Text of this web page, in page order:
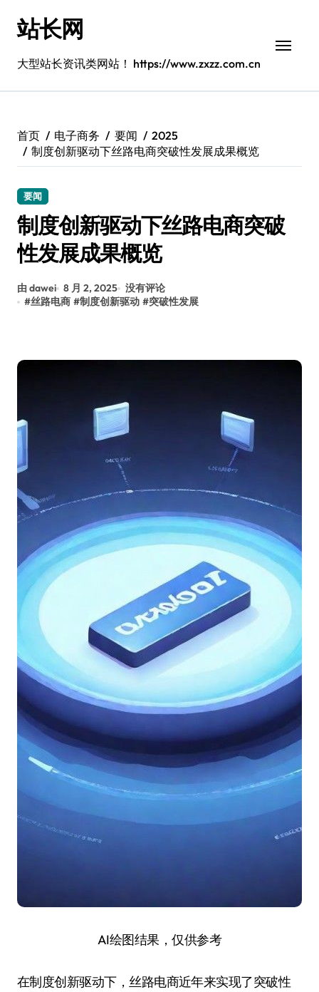
站长网
大型站长资讯类网站！ https://www.zxzz.com.cn
首页 电子商务 要闻
2025
制度创新驱动下丝路电商突破性发展成果概览
要闻
制度创新驱动下丝路电商突破
性发展成果概览
由 dawei 8 月 2, 2025 没有评论
#丝路电商 #制度创新驱动 #突破性发展
AI绘图结果，仅供参考
在制度创新驱动下，丝路电商近年来实现了突破性